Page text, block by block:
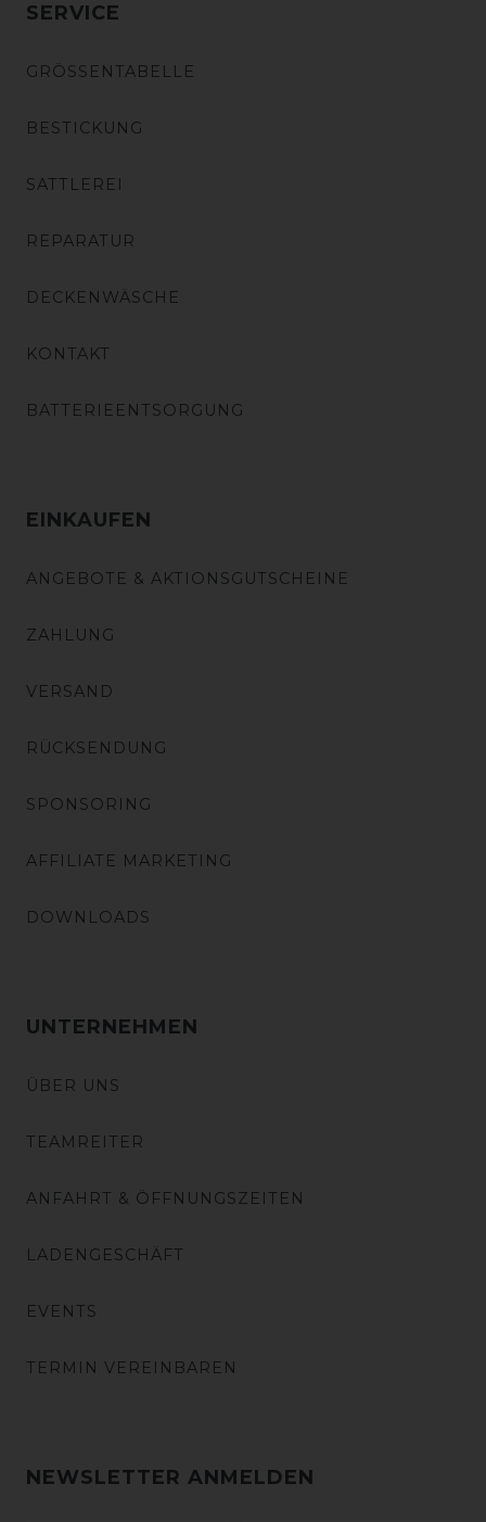
SERVICE
GRÖSSENTABELLE
BESTICKUNG
SATTLEREI
REPARATUR
DECKENWÄSCHE
KONTAKT
BATTERIEENTSORGUNG
EINKAUFEN
ANGEBOTE & AKTIONSGUTSCHEINE
ZAHLUNG
VERSAND
RÜCKSENDUNG
SPONSORING
AFFILIATE MARKETING
DOWNLOADS
UNTERNEHMEN
ÜBER UNS
TEAMREITER
ANFAHRT & ÖFFNUNGSZEITEN
LADENGESCHÄFT
EVENTS
TERMIN VEREINBAREN
NEWSLETTER ANMELDEN